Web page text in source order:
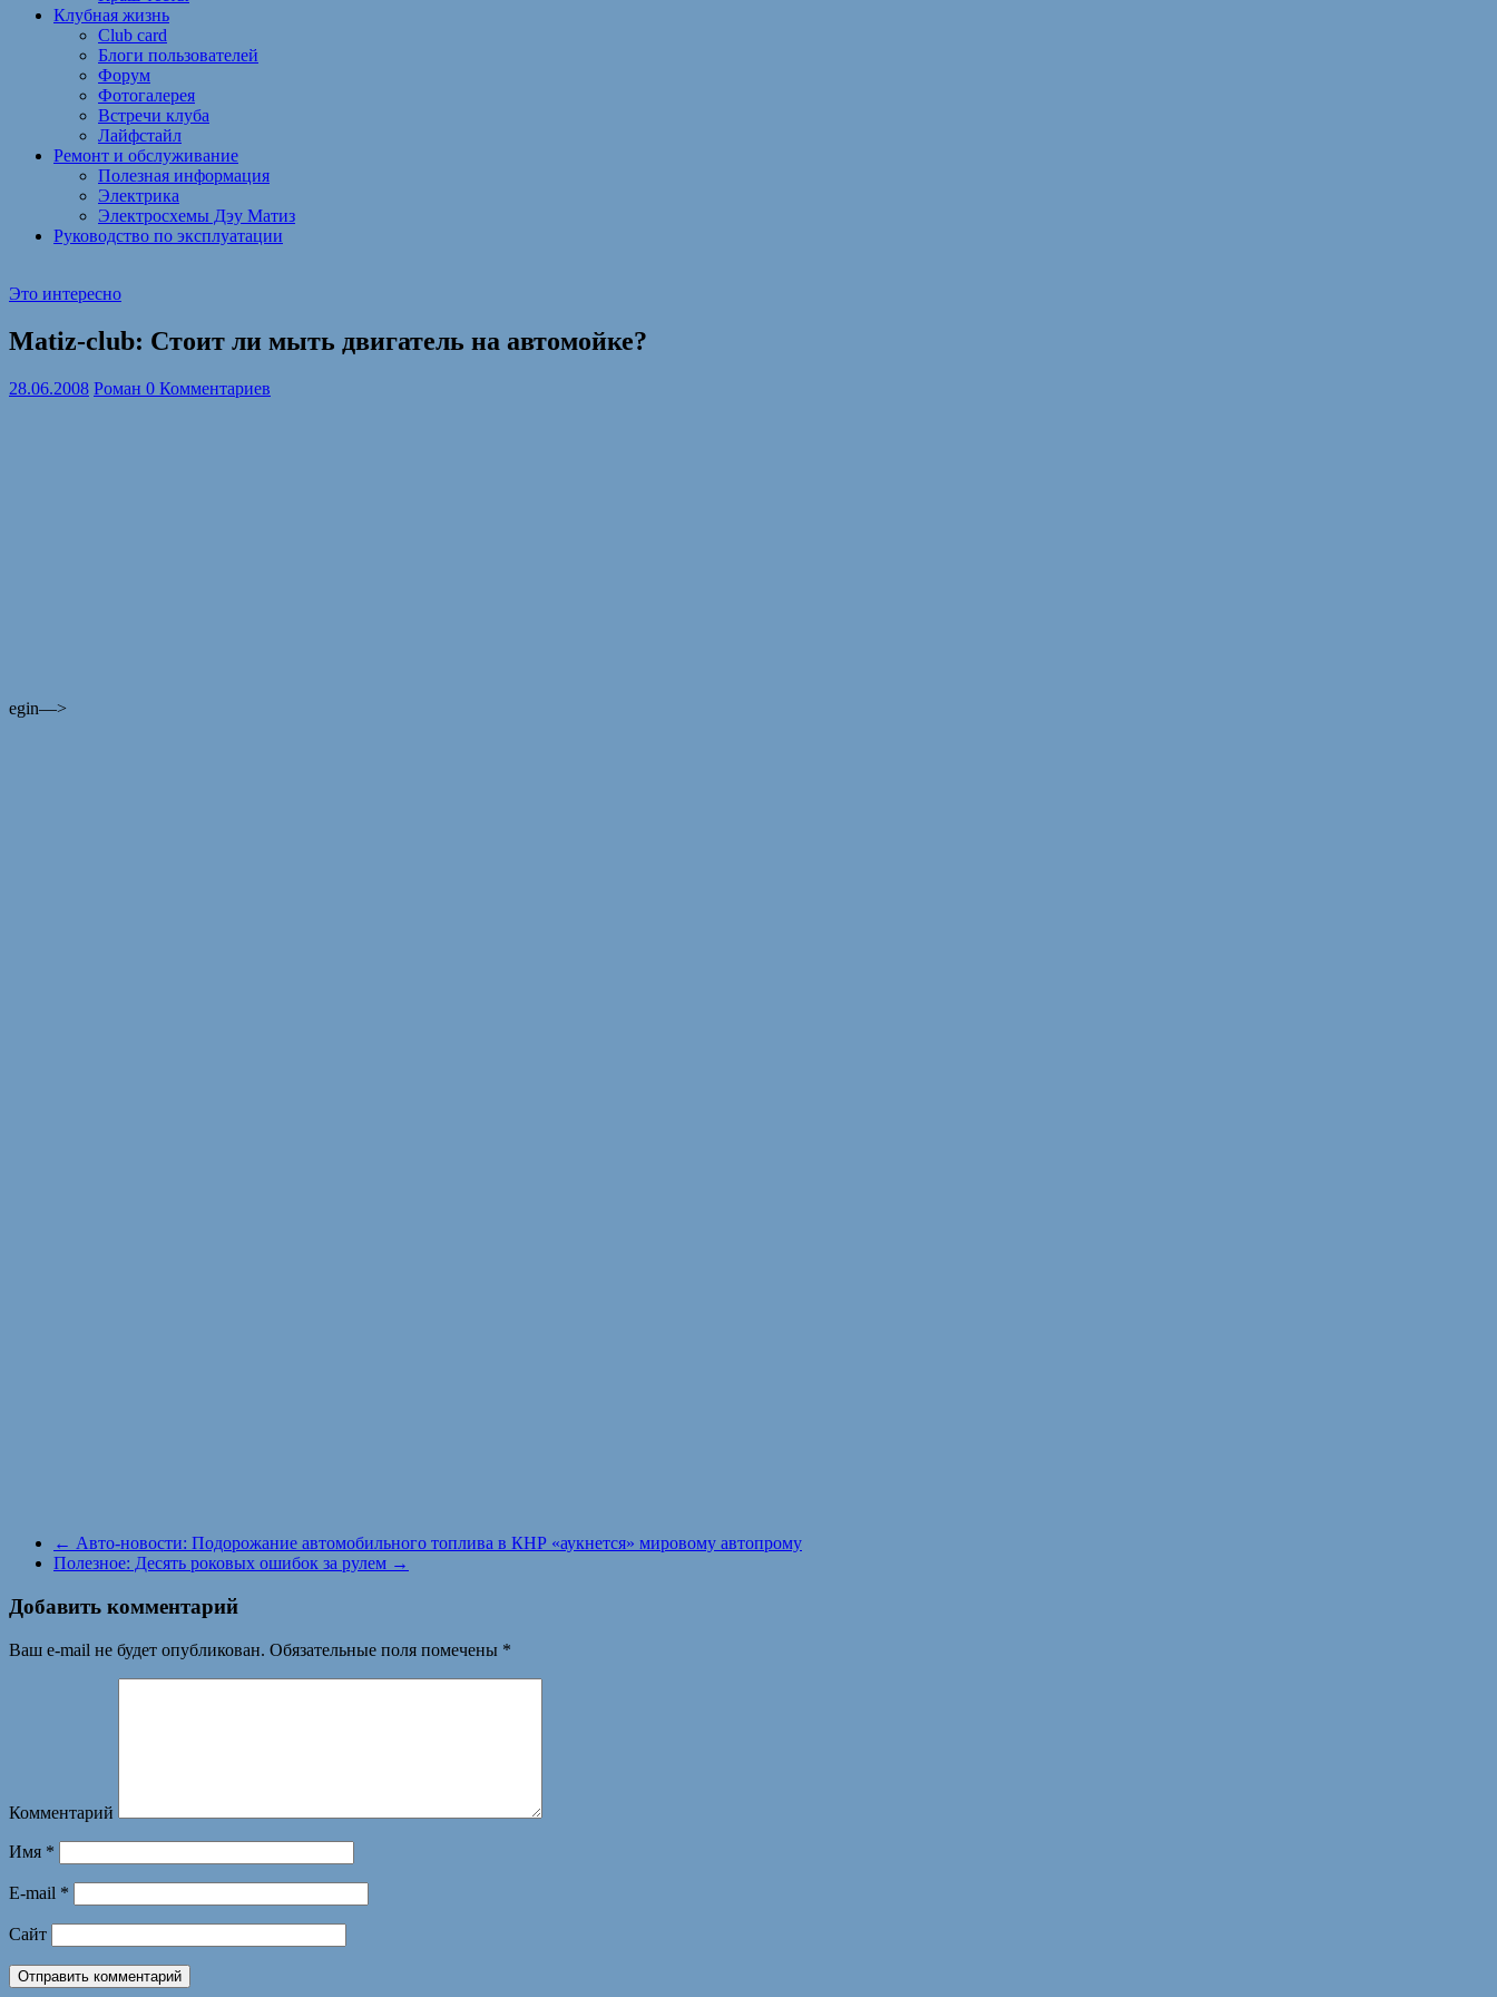
Клубная жизнь
Club card
Блоги пользователей
Форум
Фотогалерея
Встречи клуба
Лайфстайл
Ремонт и обслуживание
Полезная информация
Электрика
Электросхемы Дэу Матиз
Руководство по эксплуатации
Это интересно
Matiz-club: Стоит ли мыть двигатель на автомойке?
28.06.2008 Роман 0 Комментариев
egin—>
← Авто-новости: Подорожание автомобильного топлива в КНР «аукнется» мировому автопрому
Полезное: Десять роковых ошибок за рулем →
Добавить комментарий
Ваш e-mail не будет опубликован. Обязательные поля помечены *
Комментарий
Имя *
E-mail *
Сайт